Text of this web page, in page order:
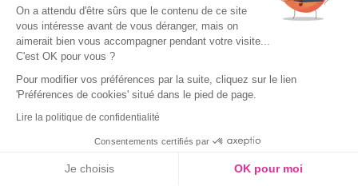
Du lundi au jeudi de 8h30 à 16h30 & le
vendredi de 8h30 à 15h30
On a attendu d'être sûrs que le contenu de ce site
vous intéresse avant de vous déranger, mais on
aimerait bien vous accompagner pendant votre visite...
C'est OK pour vous ?
Pour modifier vos préférences par la suite, cliquez sur le lien
'Préférences de cookies' situé dans le pied de page.
Lire la politique de confidentialité
Consentements certifiés par
Je choisis OK pour moi